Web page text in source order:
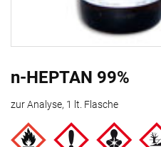
n-HEPTAN 99%
zur Analyse, 1 lt. Flasche